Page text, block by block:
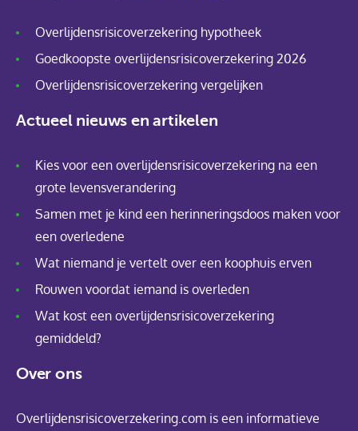
Overlijdensrisicoverzekering hypotheek
Goedkoopste overlijdensrisicoverzekering 2026
Overlijdensrisicoverzekering vergelijken
Actueel nieuws en artikelen
Kies voor een overlijdensrisicoverzekering na een
grote levensverandering
Samen met je kind een herinneringsdoos maken voor
een overledene
Wat niemand je vertelt over een koophuis erven
Rouwen voordat iemand is overleden
Wat kost een overlijdensrisicoverzekering
gemiddeld?
Over ons
Overlijdensrisicoverzekering.com is een informatieve